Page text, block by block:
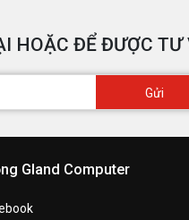
HOẶC ĐỂ ĐƯỢC
Gửi
Gland Computer